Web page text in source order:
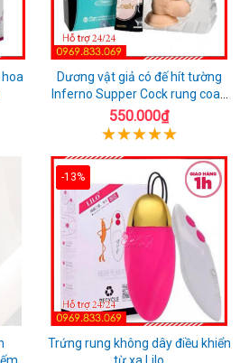
Dương vật giả có đế hít tường
Inferno Supper Cock rung coay
7 chế độ
550.000₫
-13%
Trứng rung không dây điều khiển
từ xa Lilo